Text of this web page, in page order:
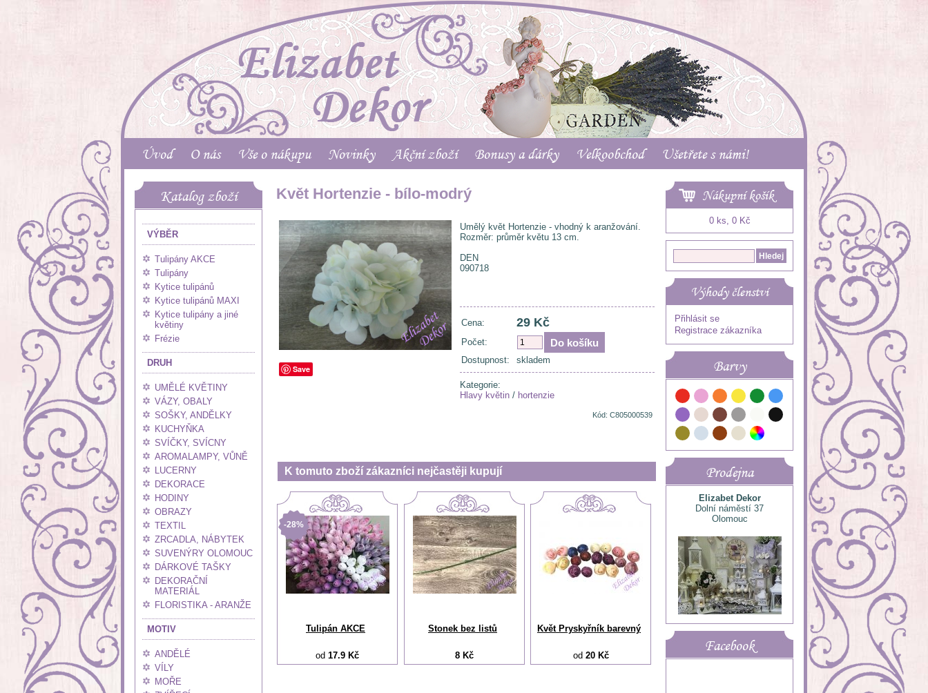
Úvod O nás Vše o nákupu Novinky Akční zboží Bonusy a dárky Velkoobchod Ušetřete s námi!
Katalog zboží
VÝBĚR
Tulipány AKCE
Tulipány
Kytice tulipánů
Kytice tulipánů MAXI
Kytice tulipány a jiné
květiny
Frézie
DRUH
UMĚLÉ KVĚTINY
VÁZY, OBALY
SOŠKY, ANDĚLKY
KUCHYŇKA
SVÍČKY, SVÍCNY
AROMALAMPY, VŮNĚ
LUCERNY
DEKORACE
HODINY
OBRAZY
TEXTIL
ZRCADLA, NÁBYTEK
SUVENÝRY OLOMOUC
DÁRKOVÉ TAŠKY
DEKORAČNÍ
MATERIÁL
FLORISTIKA - ARANŽE
MOTIV
ANDĚLÉ
VÍLY
MOŘE
Květ Hortenzie - bílo-modrý
Save
Umělý květ Hortenzie - vhodný k aranžování.
Rozměr: průměr květu 13 cm.
DEN
090718
Cena: 29 Kč
Počet:
Dostupnost:
skladem
Kategorie:
Hlavy květin / hortenzie
Kód: C805000539
K tomuto zboží zákazníci nejčastěji kupují
-28%
Tulipán AKCE
od 17.9 Kč
Stonek bez listů
8 Kč
Květ Pryskyřník barevný
od 20 Kč
Nákupní košík
0 ks, 0 Kč
Výhody členství
Přihlásit se
Registrace zákazníka
Barvy
Prodejna
Elizabet Dekor
Dolní náměstí 37
Olomouc
Facebook